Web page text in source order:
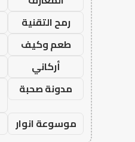
رمح التقنية
طعم وكيف
أركاني
مدونة صحبة
موسوعة انوار